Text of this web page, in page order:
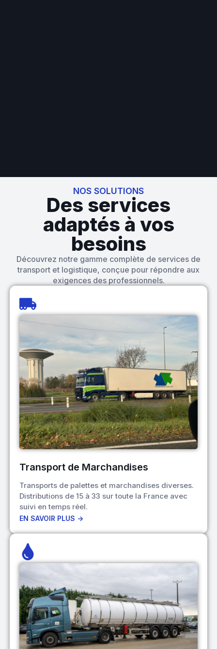
NOS SOLUTIONS
Des services
adaptés à vos
besoins
Découvrez notre gamme complète de services de
transport et logistique, conçue pour répondre aux
exigences des professionnels.
Transport de Marchandises
Transports de palettes et marchandises diverses.
Distributions de 15 à 33 sur toute la France avec
suivi en temps réel.
EN SAVOIR PLUS ->